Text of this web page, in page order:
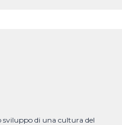
sviluppo di una cultura del